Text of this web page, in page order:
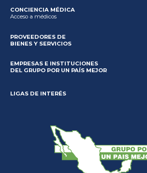
CONCIENCIA MÉDICA
Acceso a médicos
PROVEEDORES DE
BIENES Y SERVICIOS
EMPRESAS E INSTITUCIONES
DEL GRUPO POR UN PAÍS MEJOR
LIGAS DE INTERÉS